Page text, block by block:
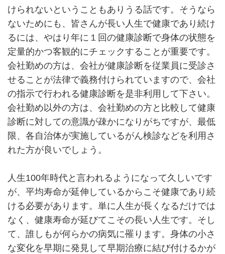
けられないということもありうる話です。そうなら
ないためにも、皆さんが長い人生で健康であり続け
るには、やはり年に１回の健康診断で身体の状態を
定量的かつ客観的にチェックすることが重要です。
会社勤めの方は、会社が健康診断を従業員に受診さ
せることが法律で義務付けられていますので、会社
の指示で行われる健康診断を是非利用して下さい。
会社勤め以外の方は、会社勤めの方と比較して健康
診断に対しての意識が疎かになりがちですが、最低
限、各自治体が実施しているがん検診などを利用さ
れた方が良いでしょう。
人生100年時代と言われるようになって久しいです
が、平均寿命が延伸しているからこそ健康であり続
ける必要があります。単に人生が長くなるだけでは
なく、健康寿命が延びてこその長い人生です。そし
て、誰しもが何らかの病気に罹ります。身体の小さ
な変化を早期に発見して早期治療に結び付けるかが